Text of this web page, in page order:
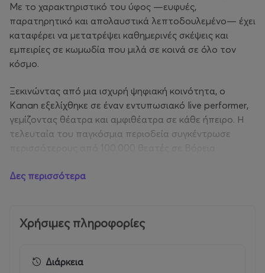
Με το χαρακτηριστικό του ύφος —ευφυές,
παρατηρητικό και απολαυστικά λεπτοδουλεμένο— έχει
καταφέρει να μετατρέψει καθημερινές σκέψεις και
εμπειρίες σε κωμωδία που μιλά σε κοινά σε όλο τον
κόσμο.
Ξεκινώντας από μια ισχυρή ψηφιακή κοινότητα, ο
Kanan εξελίχθηκε σε έναν εντυπωσιακό live performer,
γεμίζοντας θέατρα και αμφιθέατρα σε κάθε ήπειρο. Η
τελευταία του παγκόσμια περιοδεία συγκέντρωσε
που έχουν πετύχει ελάχιστοι Ινδοί stand-up κωμικοί.
λεπτομέρεια, αποδεικνύοντας ότι η αληθινή κωμωδία
δεν χρειάζεται υπερβολές για να κερδίσει το κοινό.
Παράλληλα με τις live εμφανίσεις του, έχει γράψει και
Δες περισσότερα
Χρήσιμες πληροφορίες
Διάρκεια